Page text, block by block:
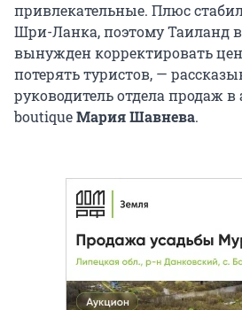
привлекательные. Плюс
Шри-Ланка, поэтому Таиланд в
вынужден корректировать
потерять туристов, —
руководитель отдела продаж в
boutiqueМария Шавнева.